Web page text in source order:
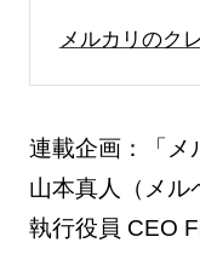
メルカリのク
連載企画：「メ
山本真人（メル
執行役員 CEO